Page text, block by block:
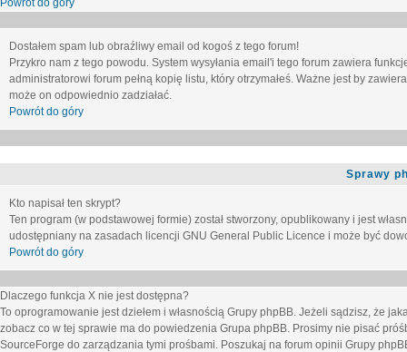
Powrót do góry
Dostałem spam lub obraźliwy email od kogoś z tego forum!
Przykro nam z tego powodu. System wysyłania email'i tego forum zawiera
administratorowi forum pełną kopię listu, który otrzymałeś. Ważne jest by
może on odpowiednio zadziałać.
Powrót do góry
Sprawy
Kto napisał ten skrypt?
Ten program (w podstawowej formie) został stworzony, opublikowany i jest
udostępniany na zasadach licencji GNU General Public Licence i może być
Powrót do góry
Dlaczego funkcja X nie jest dostępna?
To oprogramowanie jest dziełem i własnością Grupy phpBB. Jeżeli sądzisz, że
zobacz co w tej sprawie ma do powiedzenia Grupa phpBB. Prosimy nie pisać
SourceForge do zarządzania tymi prośbami. Poszukaj na forum opinii Grupy